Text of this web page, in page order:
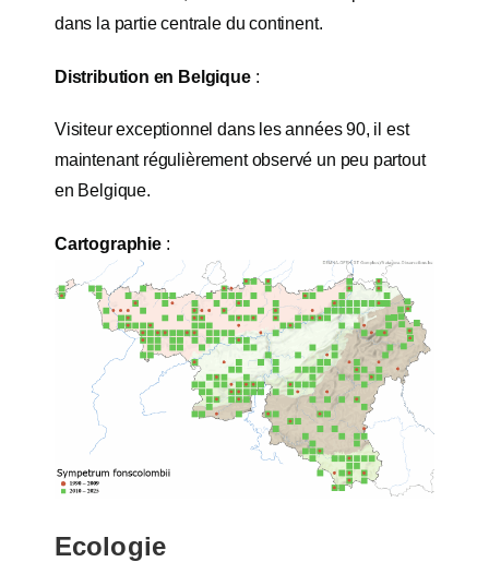
dans la partie centrale du continent.
Distribution en Belgique:
Visiteur exceptionnel dans les années 90, il est
maintenant régulièrement observé un peu partout
en Belgique.
Cartographie:
Ecologie